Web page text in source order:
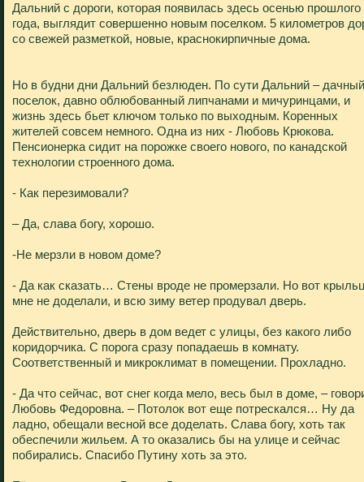
Дальний с дороги, которая появилась здесь осенью прошлого
года, выглядит совершенно новым поселком. 5 километров
со свежей разметкой, новые, краснокирпичные дома.
Но в будни дни Дальний безлюден. По сути Дальний – дачный
поселок, давно облюбованный липчанами и мичуринцами, и
жизнь здесь бьет ключом только по выходным. Коренных
жителей совсем немного. Одна из них - Любовь Крюкова.
Пенсионерка сидит на порожке своего нового, по канадской
технологии строенного дома.
- Как перезимовали?
– Да, слава богу, хорошо.
-Не мерзли в новом доме?
- Да как сказать… Стены вроде не промерзали. Но вот
мне не доделали, и всю зиму ветер продувал дверь.
Действительно, дверь в дом ведет с улицы, без какого либо
коридорчика. С порога сразу попадаешь в комнату.
Соответственный и микроклимат в помещении. Прохладно.
- Да что сейчас, вот снег когда мело, весь был в доме, –
Любовь Федоровна. – Потолок вот еще потрескался… Ну да
ладно, обещали весной все доделать. Слава богу, хоть так
обеспечили жильем. А то оказались бы на улице и сейчас
побирались. Спасибо Путину хоть за это.